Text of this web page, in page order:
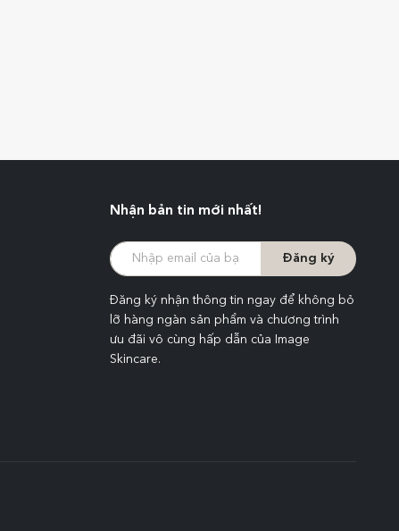
Nhận bản tin mới nhất!
Đăng ký
Đăng ký nhận thông tin ngay để không bỏ
lỡ hàng ngàn sản phẩm và chương trình
ưu đãi vô cùng hấp dẫn của Image
Skincare.